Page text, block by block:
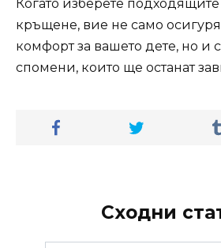
Когато изберете
кръщене, вие не само
комфорт за вашето дете, но и
спомени, които ще останат
Сходни